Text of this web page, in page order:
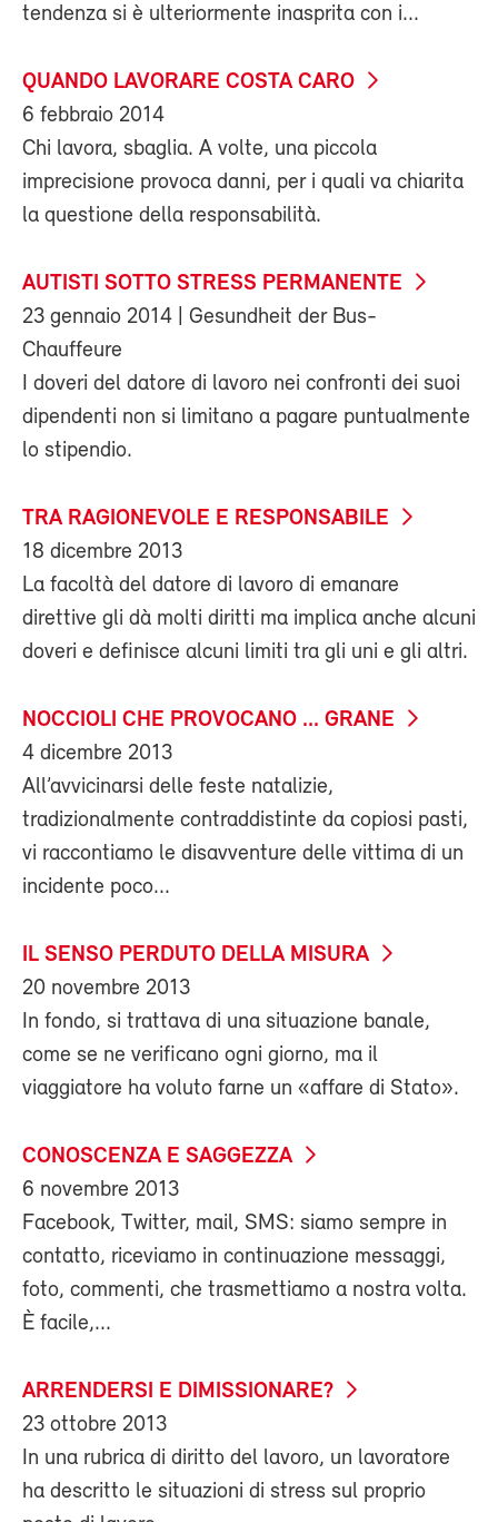
tendenza si è ulteriormente inasprita con i...
QUANDO LAVORARE COSTA CARO
6 febbraio 2014
Chi lavora, sbaglia. A volte, una piccola
imprecisione provoca danni, per i quali va chiarita
la questione della responsabilità.
AUTISTI SOTTO STRESS PERMANENTE
23 gennaio 2014 | Gesundheit der Bus-
Chauffeure
I doveri del datore di lavoro nei confronti dei suoi
dipendenti non si limitano a pagare puntualmente
lo stipendio.
TRA RAGIONEVOLE E RESPONSABILE
18 dicembre 2013
La facoltà del datore di lavoro di emanare
direttive gli dà molti diritti ma implica anche alcuni
doveri e definisce alcuni limiti tra gli uni e gli altri.
NOCCIOLI CHE PROVOCANO ... GRANE
4 dicembre 2013
All’avvicinarsi delle feste natalizie,
tradizionalmente contraddistinte da copiosi pasti,
vi raccontiamo le disavventure delle vittima di un
incidente poco...
IL SENSO PERDUTO DELLA MISURA
20 novembre 2013
In fondo, si trattava di una situazione banale,
come se ne verificano ogni giorno, ma il
viaggiatore ha voluto farne un «affare di Stato».
CONOSCENZA E SAGGEZZA
6 novembre 2013
Facebook, Twitter, mail, SMS: siamo sempre in
contatto, riceviamo in continuazione messaggi,
foto, commenti, che trasmettiamo a nostra volta.
È facile,...
ARRENDERSI E DIMISSIONARE?
23 ottobre 2013
In una rubrica di diritto del lavoro, un lavoratore
ha descritto le situazioni di stress sul proprio